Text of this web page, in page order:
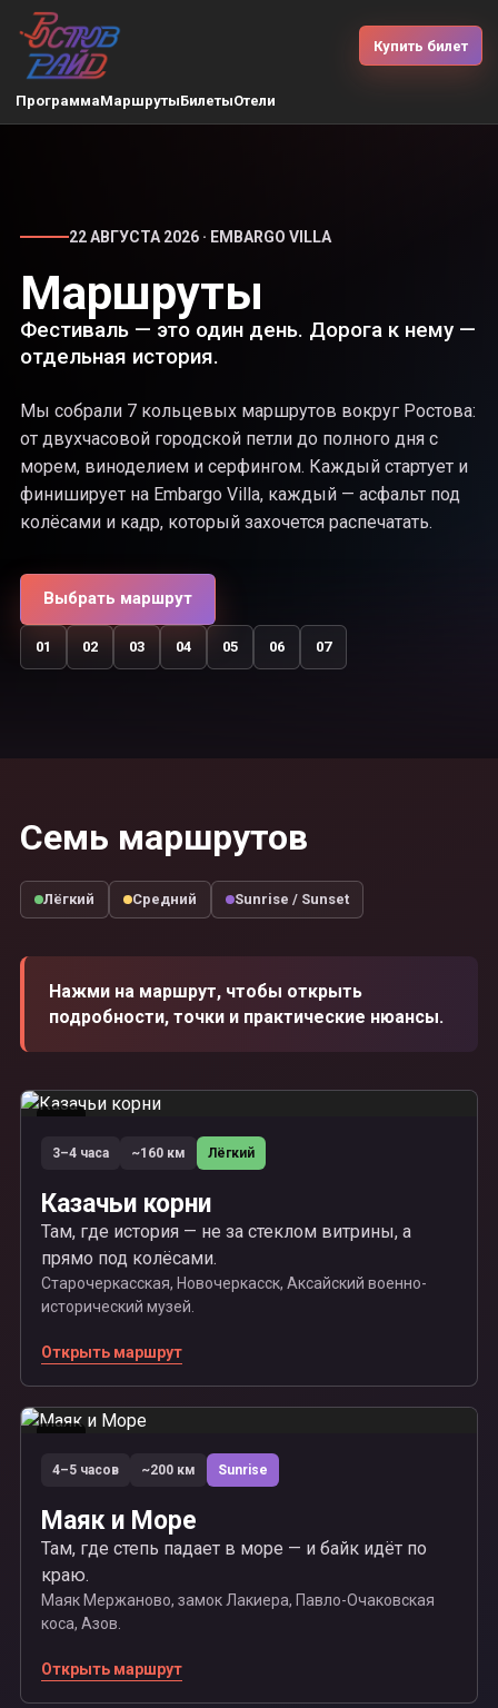
ПрограммаМаршрутыБилетыОтели
Купить билет
22 АВГУСТА 2026 · EMBARGO VILLA
Маршруты
Фестиваль — это один день. Дорога к нему —
отдельная история.
Мы собрали 7 кольцевых маршрутов вокруг Ростова:
от двухчасовой городской петли до полного дня с
морем, виноделием и серфингом. Каждый стартует и
финиширует на Embargo Villa, каждый — асфальт под
колёсами и кадр, который захочется распечатать.
Выбрать маршрут
01 02 03 04 05 06 07
Семь маршрутов
Лёгкий Средний Sunrise / Sunset
Нажми на маршрут, чтобы открыть
подробности, точки и практические нюансы.
3–4 часа ~160 км Лёгкий
Казачьи корни
Там, где история — не за стеклом витрины, а
прямо под колёсами.
Старочеркасская, Новочеркасск, Аксайский военно-
исторический музей.
Открыть маршрут
4–5 часов ~200 км Sunrise
Маяк и Море
Там, где степь падает в море — и байк идёт по
краю.
Маяк Мержаново, замок Лакиера, Павло-Очаковская
коса, Азов.
Открыть маршрут